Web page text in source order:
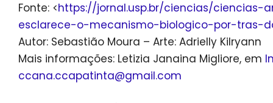
Fonte: <https://jornal.usp.br/ciencias/
esclarece-o-mecanismo-biologico-por-tras-
Autor: Sebastião Moura – Arte: Adrielly Kilryann
Mais informações: Letizia Janaina Migliore, em
ccana.ccapatinta@gmail.com